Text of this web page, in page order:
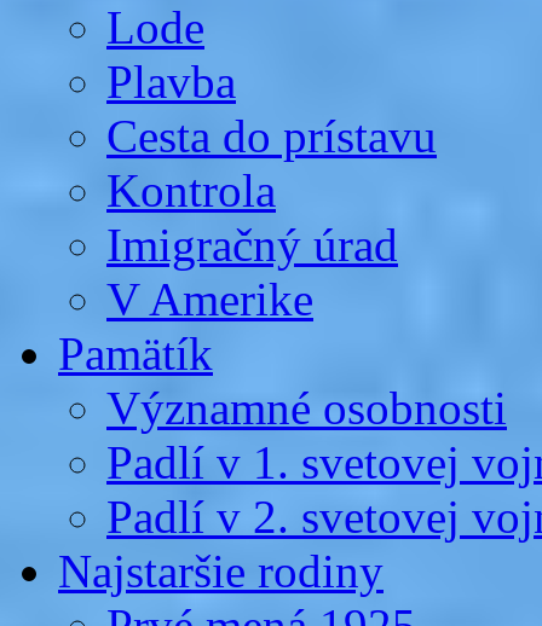
Lode
Plavba
Cesta do prístavu
Kontrola
Imigračný úrad
V Amerike
Pamätík
Významné osobnosti
Padlí v 1. svetovej
Padlí v 2. svetovej
Najstaršie rodiny